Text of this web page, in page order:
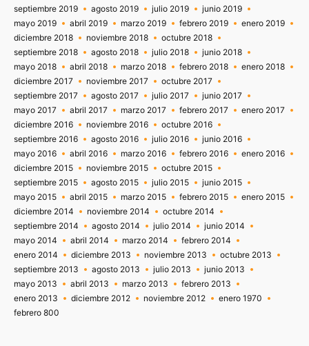
septiembre 2019
agosto 2019 julio 2019
junio 2019
mayo 2019
abril 2019 marzo 2019 febrero 2019
enero 2019
diciembre 2018
noviembre 2018
octubre 2018
septiembre 2018
agosto 2018 julio 2018
junio 2018
mayo 2018
abril 2018 marzo 2018 febrero 2018
enero 2018
diciembre 2017
noviembre 2017
octubre 2017
septiembre 2017
agosto 2017 julio 2017
junio 2017
mayo 2017
abril 2017 marzo 2017 febrero 2017
enero 2017
diciembre 2016
noviembre 2016
octubre 2016
septiembre 2016
agosto 2016 julio 2016
junio 2016
mayo 2016
abril 2016 marzo 2016 febrero 2016
enero 2016
diciembre 2015
noviembre 2015
octubre 2015
septiembre 2015
agosto 2015 julio 2015
junio 2015
mayo 2015
abril 2015 marzo 2015 febrero 2015
enero 2015
diciembre 2014
noviembre 2014
octubre 2014
septiembre 2014
agosto 2014 julio 2014
junio 2014
mayo 2014
abril 2014 marzo 2014
febrero 2014
enero 2014
diciembre 2013 noviembre 2013
octubre 2013
septiembre 2013
agosto 2013 julio 2013
junio 2013
mayo 2013
abril 2013 marzo 2013
febrero 2013
enero 2013
diciembre 2012 noviembre 2012
enero 1970
febrero 800